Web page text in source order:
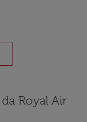
Royal Air